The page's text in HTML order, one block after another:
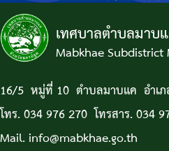
เทศบาลตำบลมาบ
Mabkhae
16/5 หมู่ที่ 10 ตำบลมาบแค อำเ
โทร. 034 976 270 โทรสาร. 034
Mail. info@mabkhae.go.th